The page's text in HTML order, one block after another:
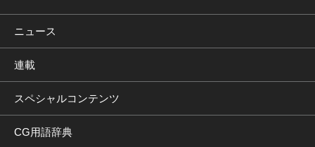
ニュース
連載
スペシャルコンテンツ
CG用語辞典